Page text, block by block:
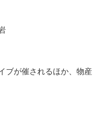
ブが催されるほか、物産